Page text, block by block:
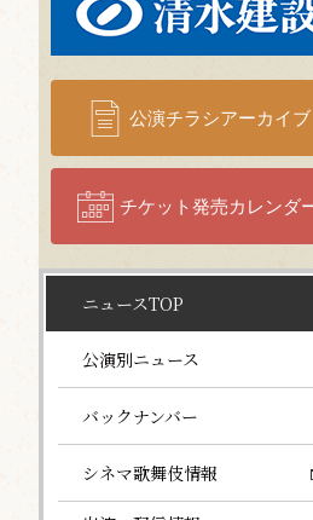
公演チラシアーカイブ
チケット発売カレンダ
ニュースTOP
公演別ニュース
バックナンバー
シネマ歌舞伎情報